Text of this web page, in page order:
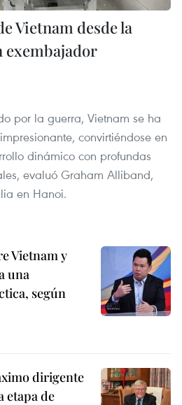
Vietnam desde la
exembajador
por la guerra, Vietnam se ha
convirtiéndose en
dinámico con profundas
evaluó Graham Alliband,
en Hanoi.
Vietnam y
una
según
dirigente
etapa de